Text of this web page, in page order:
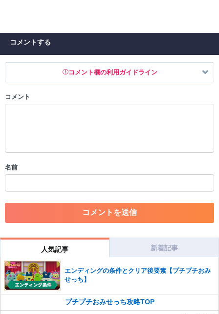
コメントする
コメント欄の利用ガイドライン
以下の書き込みを禁止とし、場合によってはコメント削除や書き込み制
・一度削除された投稿を再び投稿すること
・アカウントの売買など金銭が絡む内容の投稿
・各ゲームのネタバレを含む内容の投稿
・その他、管理者が不適切と判断した投稿
だけますでしょうか。
コメントの削除を申請する
※投稿内容を確認後、順次対応さ
せていただきます。ご了承ください。
※一度削除したコメントは復元ができませんのでご注意くだ
さい。
また、過度な利用規約の違反や、弊社に損害の及ぶ内容の書き込みがあ
コメント
名前
人気記事 新着記事
エンディングの条件とクリア後要素【プチプチおみ
せっち】
プチプチおみせっち攻略TOP